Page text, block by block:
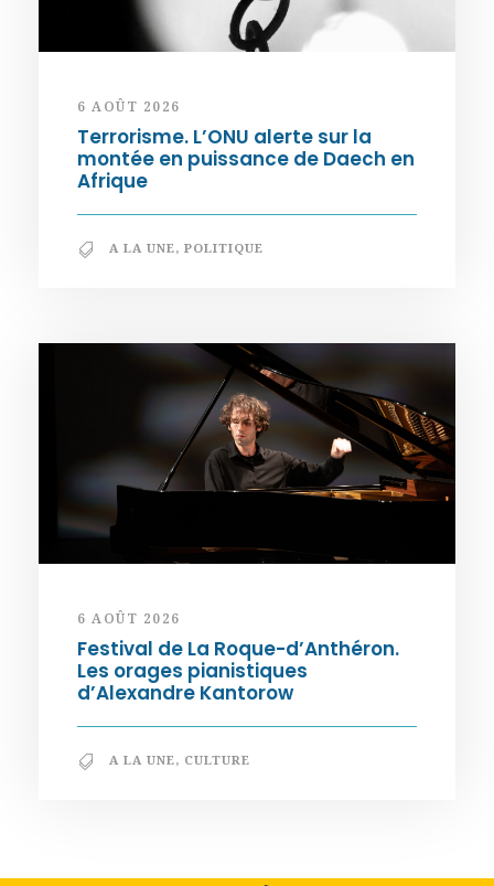
6 AOÛT 2026
Terrorisme. L’ONU alerte sur la
montée en puissance de Daech en
Afrique
A LA UNE, POLITIQUE
6 AOÛT 2026
Festival de La Roque-d’Anthéron.
Les orages pianistiques
d’Alexandre Kantorow
A LA UNE, CULTURE